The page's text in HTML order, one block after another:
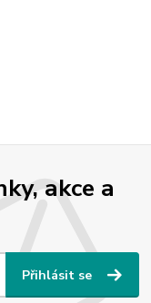
akce a
Přihlásit se